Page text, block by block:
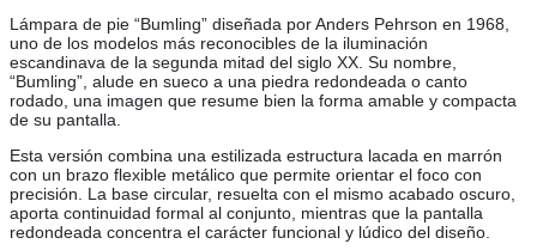
Lámpara de pie “Bumling” diseñada por Anders Pehrson en 1968,
uno de los modelos más reconocibles de la iluminación
escandinava de la segunda mitad del siglo XX. Su nombre,
“Bumling”, alude en sueco a una piedra redondeada o canto
rodado, una imagen que resume bien la forma amable y compacta
de su pantalla.
Esta versión combina una estilizada estructura lacada en marrón
con un brazo flexible metálico que permite orientar el foco con
precisión. La base circular, resuelta con el mismo acabado oscuro,
aporta continuidad formal al conjunto, mientras que la pantalla
redondeada concentra el carácter funcional y lúdico del diseño.